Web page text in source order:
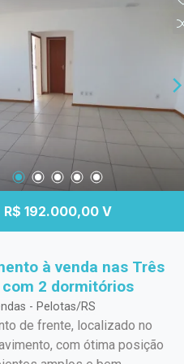
a sua personalidade,
Cohabpel. Destaques:
3º andar Prédio calmo e
Próximo à Avenida Dom
acesso a mercados,
escolas e transporte
oportunidade de
esta
e este valor são cada vez
todo o potencial deste
R$ 192.000,00 V
à venda nas Três
2 dormitórios
- Pelotas/RS
de frente, localizado no
com ótima posição